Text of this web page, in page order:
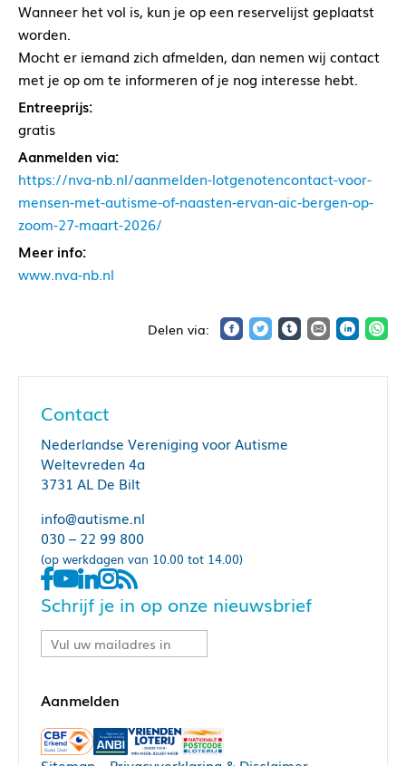
Wanneer het vol is, kun je op een reservelijst geplaatst
worden.
Mocht er iemand zich afmelden, dan nemen wij contact
met je op om te informeren of je nog interesse hebt.
Entreeprijs:
gratis
Aanmelden via:
https://nva-nb.nl/aanmelden-lotgenotencontact-voor-
mensen-met-autisme-of-naasten-ervan-aic-bergen-op-
zoom-27-maart-2026/
Meer info:
www.nva-nb.nl
Contact
Nederlandse Vereniging voor Autisme
Weltevreden 4a
3731 AL De Bilt
info@autisme.nl
030 – 22 99 800
(op werkdagen van 10.00 tot 14.00)
Schrijf je in op onze nieuwsbrief